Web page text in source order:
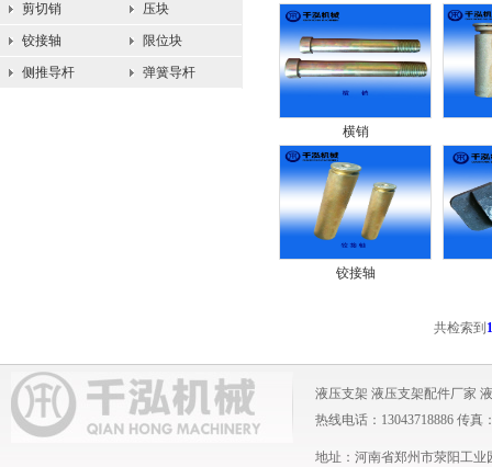
剪切销 压块
铰接轴 限位块
侧推导杆 弹簧导杆
横销
铰接轴
共检索到
液压支架 液压支架配件厂家
热线电话：13043718886 传真
地址：河南省郑州市荥阳工业